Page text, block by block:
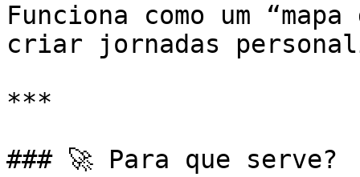
Funciona como um
criar jornadas
***
### 🚀 Para que serve?